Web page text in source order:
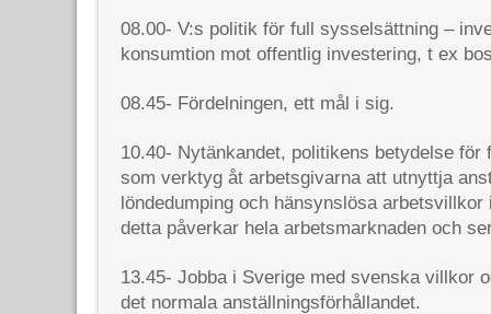
08.00- V:s politik för full sysselsättning –
konsumtion mot offentlig investering, t ex
08.45- Fördelningen, ett mål i sig.
10.40- Nytänkandet, politikens betydelse
som verktyg åt arbetsgivarna att utnyttja
löndedumping och hänsynslösa
detta påverkar hela arbetsmarknaden och
13.45- Jobba i Sverige med svenska villkor
det normala anställningsförhållandet.